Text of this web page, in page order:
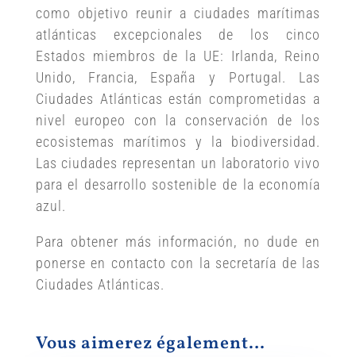
como objetivo reunir a ciudades marítimas
atlánticas excepcionales de los cinco
Estados miembros de la UE: Irlanda, Reino
Unido, Francia, España y Portugal. Las
Ciudades Atlánticas están comprometidas a
nivel europeo con la conservación de los
ecosistemas marítimos y la biodiversidad.
Las ciudades representan un laboratorio vivo
para el desarrollo sostenible de la economía
azul.
Para obtener más información, no dude en
ponerse en contacto con la secretaría de las
Ciudades Atlánticas.
Vous aimerez également…